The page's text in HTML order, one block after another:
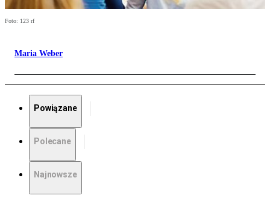
Foto: 123 rf
Maria Weber
Powiązane
Polecane
Najnowsze